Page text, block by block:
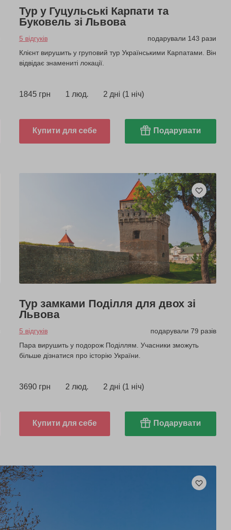
Тур у Гуцульські Карпати та
Буковель зі Львова
5 відгуків
подарували 143 рази
Клієнт вирушить у груповий тур Українськими Карпатами. Він
відвідає знамениті локації.
1845 грн 1 люд. 2 дні (1 ніч)
Купити для себе Подарувати
Тур замками Поділля для двох зі
Львова
5 відгуків
подарували 79 разів
Пара вирушить у подорож Поділлям. Учасники зможуть
більше дізнатися про історію України.
3690 грн 2 люд. 2 дні (1 ніч)
Купити для себе Подарувати